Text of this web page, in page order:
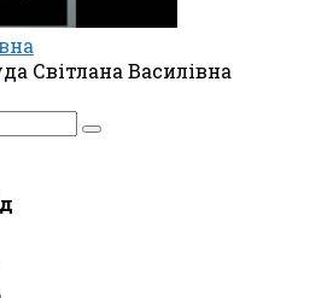
Світлана Василівна